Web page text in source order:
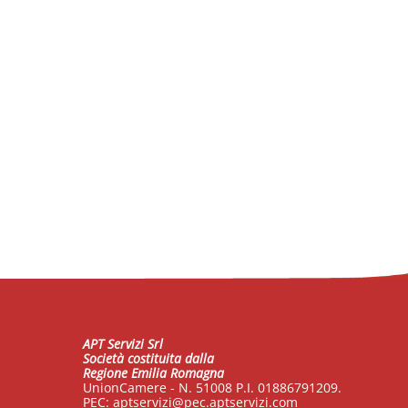
APT Servizi Srl
Società costituita dalla
Regione Emilia Romagna
UnionCamere - N. 51008 P.I. 01886791209.
PEC: aptservizi@pec.aptservizi.com